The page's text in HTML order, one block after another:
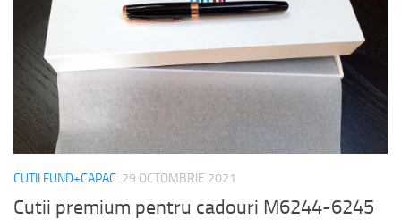
CUTII FUND+CAPAC 29 OCTOMBRIE 2021
Cutii premium pentru cadouri M6244-6245